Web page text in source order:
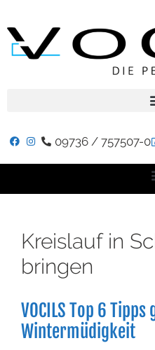
09736 / 757507-0
Kreislauf in
bringen
VOCILS Top 6 Tipps
Wintermüdigkeit